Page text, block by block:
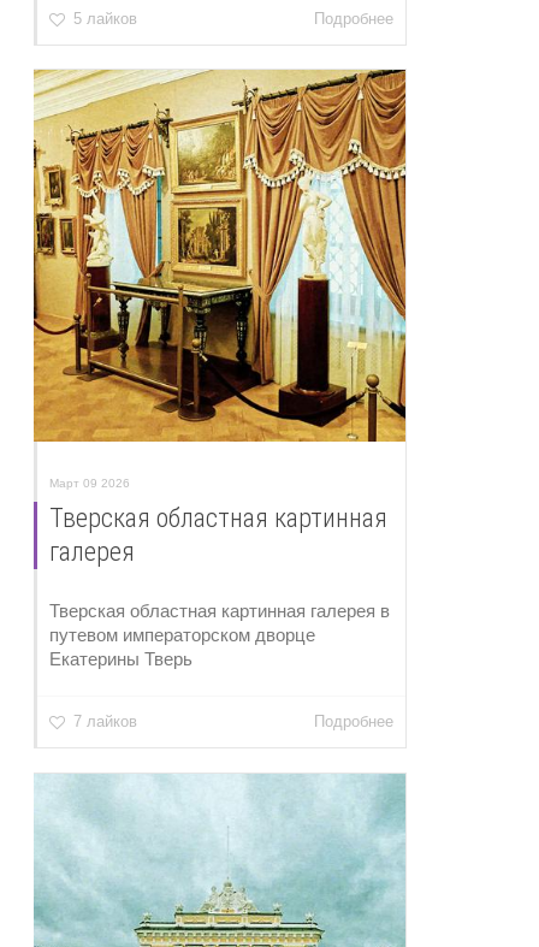
5 лайков Подробнее
Март 09 2026
Тверская областная картинная
галерея
Тверская областная картинная галерея в
путевом императорском дворце
Екатерины Тверь
7 лайков Подробнее